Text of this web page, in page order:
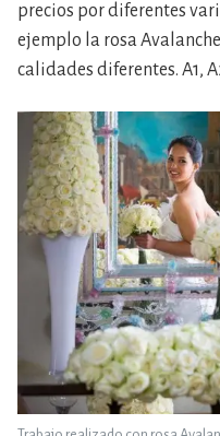
precios por diferentes
ejemplo la rosa
calidades diferentes. A1,